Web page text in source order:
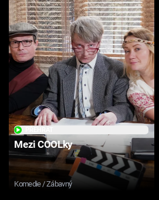
Mezi COOLky
Komedie / Zábavný